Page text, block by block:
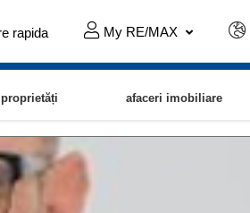
rapida My RE/MAX
afaceri imobiliare